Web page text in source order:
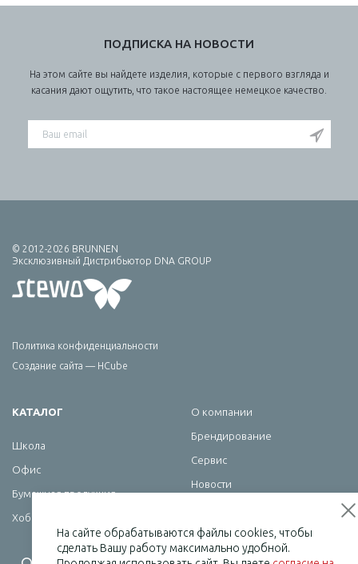
ПОДПИСКА НА НОВОСТИ
На этом сайте вы найдете изделия, которые с первого взгляда и
касания дают ощутить, что такое настоящее немецкое качество.
© 2012-2026 BRUNNEN
Эксклюзивный Дистрибьютор DNA GROUP
Политика конфиденциальности
Создание сайта — HCube
КАТАЛОГ
Школа
Офис
Бумажная продукция
Хобби
О компании
Брендирование
Сервис
Новости
На сайте обрабатываются файлы cookies, чтобы
сделать Вашу работу максимально удобной.